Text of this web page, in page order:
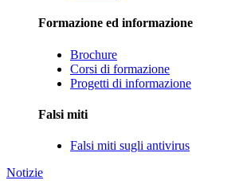
Formazione ed informazione
Brochure
Corsi di formazione
Progetti di informazione
Falsi miti
Falsi miti sugli antivirus
Notizie